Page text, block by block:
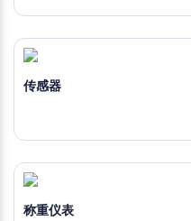
传感器
称重仪表